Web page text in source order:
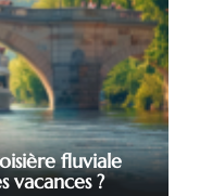
fluviale
vacances ?